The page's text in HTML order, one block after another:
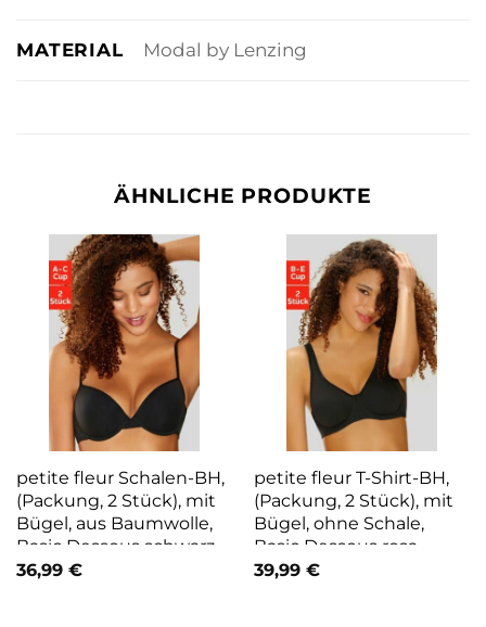
MATERIAL Modal by Lenzing
ÄHNLICHE PRODUKTE
petite fleur Schalen-BH,
(Packung, 2 Stück), mit
Bügel, aus Baumwolle,
Basic Dessous schwarz
36,99 €
petite fleur T-Shirt-BH,
(Packung, 2 Stück), mit
Bügel, ohne Schale,
Basic Dessous rosa
39,99 €